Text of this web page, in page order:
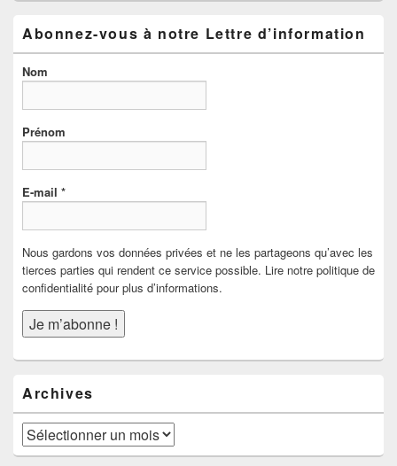
Abonnez-vous à notre Lettre d’information
Nom
Prénom
E-mail *
Nous gardons vos données privées et ne les partageons qu’avec les
tierces parties qui rendent ce service possible. Lire notre politique de
confidentialité pour plus d’informations.
Archives
Archives